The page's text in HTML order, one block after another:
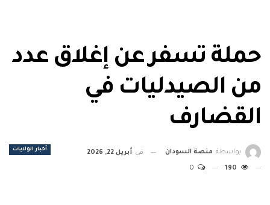
حملة تسفر عن إغلاق عدد
من الصيدليات في
القضارف
أخبار الولايات بواسطة منصة السودان في أبريل 22, 2026
190